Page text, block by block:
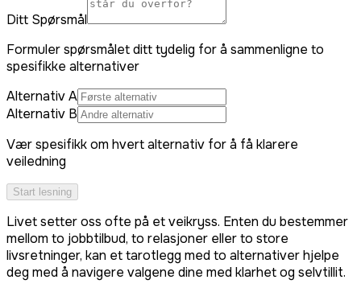
Ditt Spørsmål
Formuler spørsmålet ditt tydelig for å sammenligne to
spesifikke alternativer
Alternativ A
Alternativ B
Vær spesifikk om hvert alternativ for å få klarere
veiledning
Start lesning
Livet setter oss ofte på et veikryss. Enten du bestemmer
mellom to jobbtilbud, to relasjoner eller to store
livsretninger, kan et tarotlegg med to alternativer hjelpe
deg med å navigere valgene dine med klarhet og selvtillit.